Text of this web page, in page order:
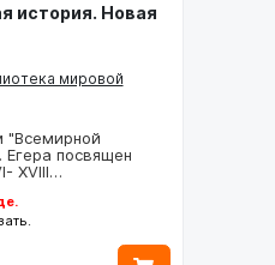
история. Новая
мировой
"Всемирной
Егера посвящен
XVIII…